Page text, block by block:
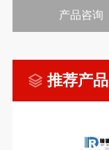
产品咨询
推荐产品